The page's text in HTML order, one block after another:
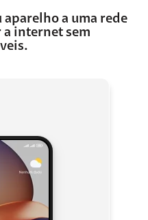
aparelho a uma rede
internet sem